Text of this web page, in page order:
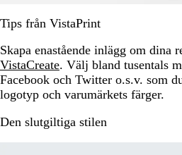
Tips från VistaPrint
Skapa enastående inlägg om dina
VistaCreate. Välj bland tusentals
Facebook och Twitter o.s.v. som
logotyp och varumärkets färger.
Den slutgiltiga stilen